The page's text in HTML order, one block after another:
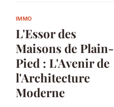
IMMO
L'Essor des
Maisons de Plain-
Pied : L'Avenir de
l'Architecture
Moderne